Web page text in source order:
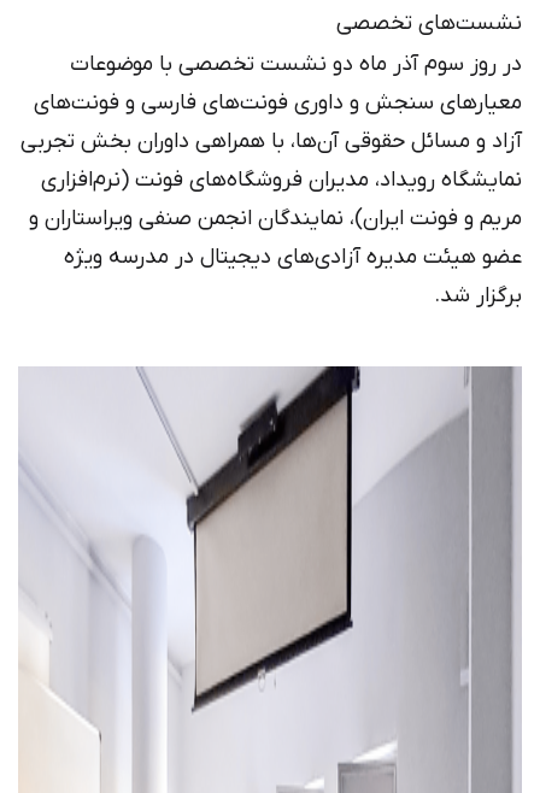
نشست‌های تخصصی
در روز سوم آذر ماه دو نشست تخصصی با موضوعات
معیارهای سنجش و داوری فونت‌های فارسی و فونت‌های
آزاد و مسائل حقوقی آن‌ها، با همراهی داوران بخش تجربی
نمایشگاه رویداد، مدیران فروشگاه‌های فونت (نرم‌افزاری
مریم و فونت ایران)، نمایندگان انجمن صنفی ویراستاران و
عضو هیئت مدیره آزادی‌های دیجیتال در مدرسه ویژه
برگزار شد.